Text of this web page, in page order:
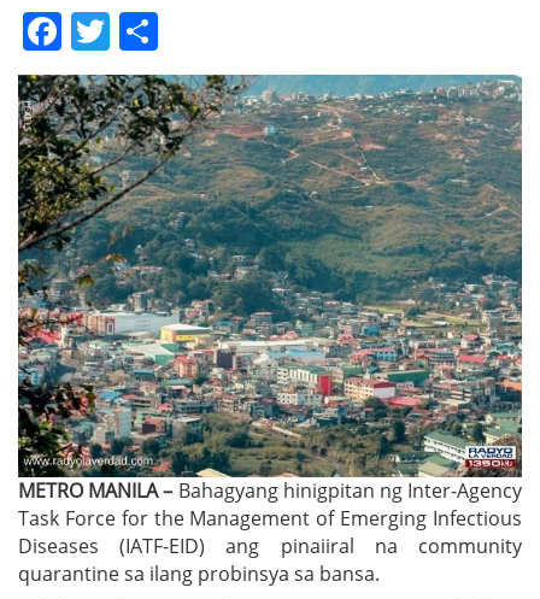
Facebook
Twitter
METRO MANILA – Bahagyang hinigpitan ng Inter-Agency
Task Force for the Management of Emerging Infectious
Diseases (IATF-EID) ang pinaiiral na community
quarantine sa ilang probinsya sa bansa.